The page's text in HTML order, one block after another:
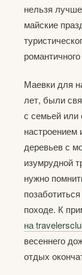
нельзя
майские
Маевки для
лет, были
с семьей или
деревьев с
изумрудной
нужно
походе. К
на
весеннего
отдых